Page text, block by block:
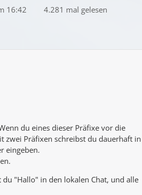
16:42 4.281 mal gelesen
du eines dieser Präfixe vor die
zwei Präfixen schreibst du dauerhaft in
eingeben.
du "Hallo" in den lokalen Chat, und alle